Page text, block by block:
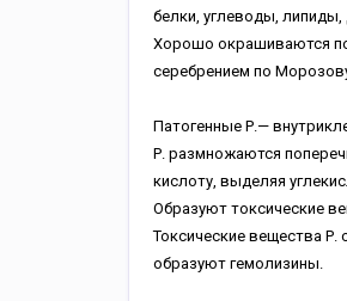
белки, углеводы,
Хорошо окрашиваются
серебрением по
Патогенные Р.—
Р. размножаются
кислоту, выделяя
Образуют токсические
Токсические вещества
образуют гемолизины.